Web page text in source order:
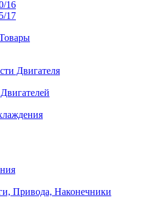
16
17
Двигателя
Привода, Наконечники